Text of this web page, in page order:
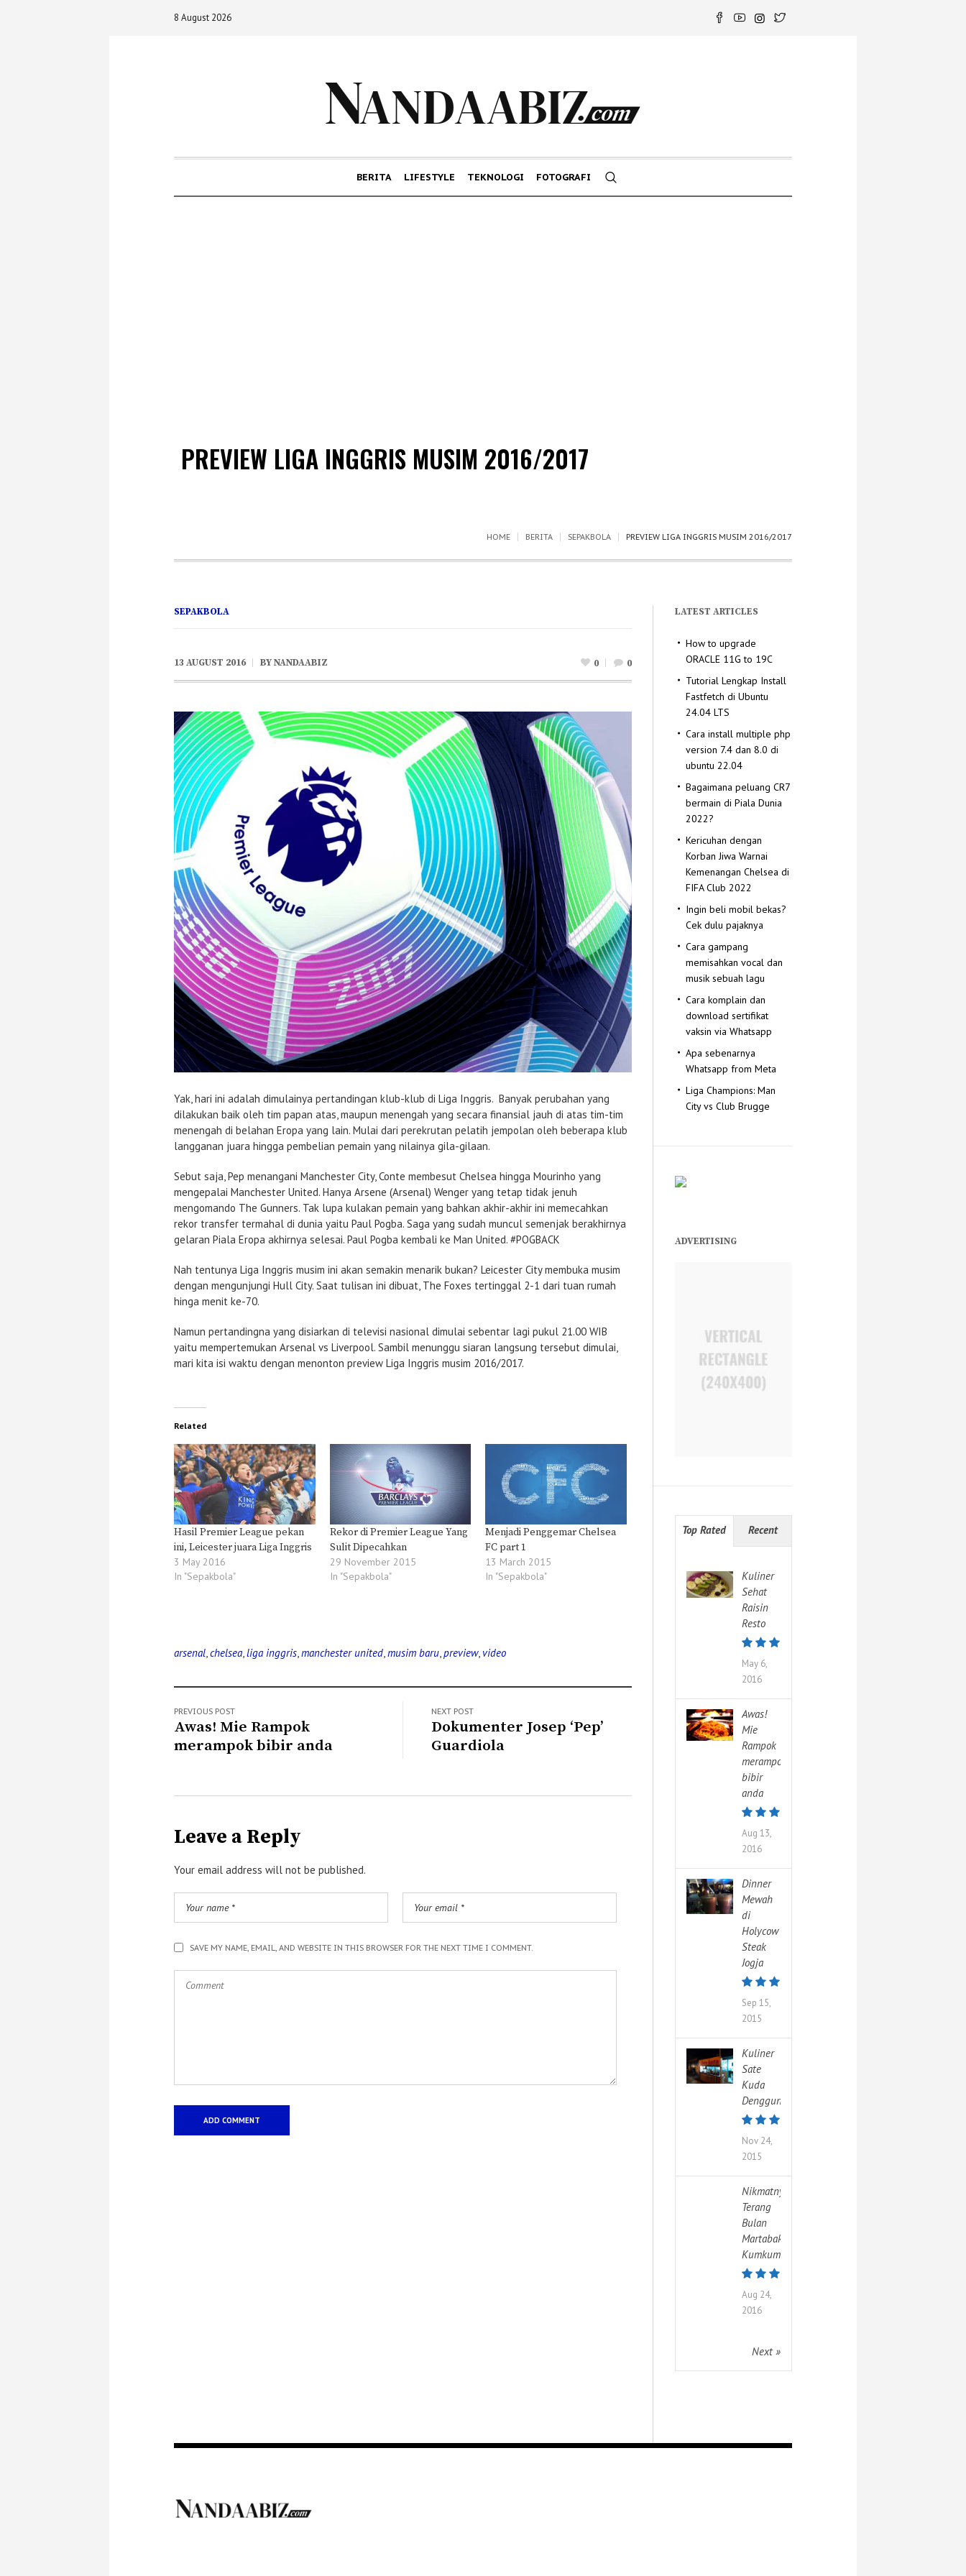
8 August 2026
BERITA LIFESTYLE TEKNOLOGI FOTOGRAFI
PREVIEW LIGA INGGRIS MUSIM 2016/2017
HOME BERITA SEPAKBOLA PREVIEW LIGA INGGRIS MUSIM 2016/2017
SEPAKBOLA
13 AUGUST 2016 BYNANDAABIZ 0 0
Yak, hari ini adalah dimulainya pertandingan klub-klub di Liga Inggris. Banyak perubahan yang
dilakukan baik oleh tim papan atas, maupun menengah yang secara finansial jauh di atas tim-tim
menengah di belahan Eropa yang lain. Mulai dari perekrutan pelatih jempolan oleh beberapa klub
langganan juara hingga pembelian pemain yang nilainya gila-gilaan.
Sebut saja, Pep menangani Manchester City, Conte membesut Chelsea hingga Mourinho yang
mengepalai Manchester United. Hanya Arsene (Arsenal) Wenger yang tetap tidak jenuh
mengomando The Gunners. Tak lupa kulakan pemain yang bahkan akhir-akhir ini memecahkan
rekor transfer termahal di dunia yaitu Paul Pogba. Saga yang sudah muncul semenjak berakhirnya
gelaran Piala Eropa akhirnya selesai. Paul Pogba kembali ke Man United. #POGBACK
Nah tentunya Liga Inggris musim ini akan semakin menarik bukan? Leicester City membuka musim
dengan mengunjungi Hull City. Saat tulisan ini dibuat, The Foxes tertinggal 2-1 dari tuan rumah
hinga menit ke-70.
Namun pertandingna yang disiarkan di televisi nasional dimulai sebentar lagi pukul 21.00 WIB
yaitu mempertemukan Arsenal vs Liverpool. Sambil menunggu siaran langsung tersebut dimulai,
mari kita isi waktu dengan menonton preview Liga Inggris musim 2016/2017.
Related
Hasil Premier League pekan
ini, Leicester juara Liga Inggris
3 May 2016
In "Sepakbola"
Rekor di Premier League Yang
Sulit Dipecahkan
29 November 2015
In "Sepakbola"
Menjadi Penggemar Chelsea
FC part 1
13 March 2015
In "Sepakbola"
arsenal,chelsea,liga inggris,manchester united,musim baru,preview, video
PREVIOUS POST
Awas! Mie Rampok
merampok bibir anda
NEXT POST
Dokumenter Josep ‘Pep’
Guardiola
Leave a Reply
Your email address will not be published.
SAVE MY NAME, EMAIL, AND WEBSITE IN THIS BROWSER FOR THE NEXT TIME I COMMENT.
LATEST ARTICLES
How to upgrade
ORACLE 11G to 19C
Tutorial Lengkap Install
Fastfetch di Ubuntu
24.04 LTS
Cara install multiple php
version 7.4 dan 8.0 di
ubuntu 22.04
Bagaimana peluang CR7
bermain di Piala Dunia
2022?
Kericuhan dengan
Korban Jiwa Warnai
Kemenangan Chelsea di
FIFA Club 2022
Ingin beli mobil bekas?
Cek dulu pajaknya
Cara gampang
memisahkan vocal dan
musik sebuah lagu
Cara komplain dan
download sertifikat
vaksin via Whatsapp
Apa sebenarnya
Whatsapp from Meta
Liga Champions: Man
City vs Club Brugge
ADVERTISING
Top Rated Recent
Kuliner
Sehat
Raisin
Resto
May 6,
2016
Awas!
Mie
Rampok
merampok
bibir
anda
Aug 13,
2016
Dinner
Mewah
di
Holycow
Steak
Jogja
Sep 15,
2015
Kuliner
Sate
Kuda
Denggung
Nov 24,
2015
Nikmatnya
Terang
Bulan
Martabak
Kumkum
Aug 24,
2016
Next »